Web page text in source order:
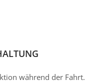
während der Fahrt.